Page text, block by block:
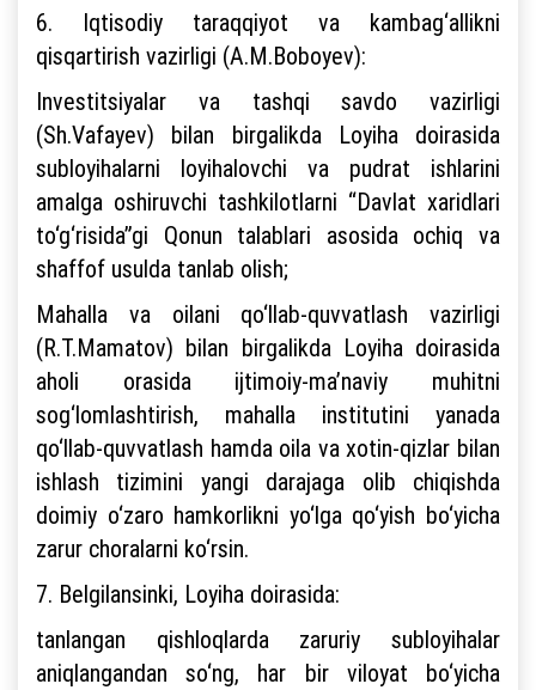
6. Iqtisodiy taraqqiyot va kambag‘allikni
qisqartirish vazirligi (A.M.Boboyev):
Investitsiyalar va tashqi savdo vazirligi
(Sh.Vafayev) bilan birgalikda Loyiha doirasida
subloyihalarni loyihalovchi va pudrat ishlarini
amalga oshiruvchi tashkilotlarni “Davlat xaridlari
to‘g‘risida”gi Qonun talablari asosida ochiq va
shaffof usulda tanlab olish;
Mahalla va oilani qo‘llab-quvvatlash vazirligi
(R.T.Mamatov) bilan birgalikda Loyiha doirasida
aholi orasida ijtimoiy-ma’naviy muhitni
sog‘lomlashtirish, mahalla institutini yanada
qo‘llab-quvvatlash hamda oila va xotin-qizlar bilan
ishlash tizimini yangi darajaga olib chiqishda
doimiy o‘zaro hamkorlikni yo‘lga qo‘yish bo‘yicha
zarur choralarni ko‘rsin.
7. Belgilansinki, Loyiha doirasida:
tanlangan qishloqlarda zaruriy subloyihalar
aniqlangandan so‘ng, har bir viloyat bo‘yicha